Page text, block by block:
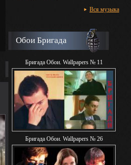
Вся музыка
Обои Бригада
Бригада Обои. Wallpapers № 11
Бригада Обои. Wallpapers № 26